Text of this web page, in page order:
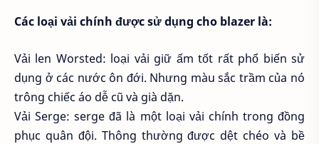
Các loại vải chính được sử dụng cho blazer là:
Vải len Worsted: loại vải giữ ấm tốt rất phổ biến sử
dụng ở các nước ôn đới. Nhưng màu sắc trầm của nó
trông chiếc áo dễ cũ và già dặn.
Vải Serge: serge đã là một loại vải chính trong đồng
phục quân đội. Thông thường được dệt chéo và bề